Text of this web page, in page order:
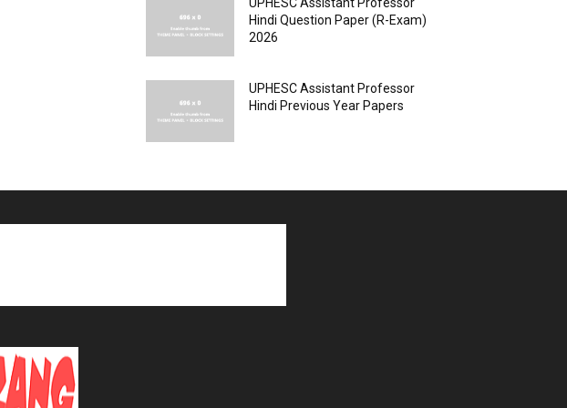
Hindi Question Paper (R-Exam)
2026
UPHESC Assistant Professor
Hindi Previous Year Papers